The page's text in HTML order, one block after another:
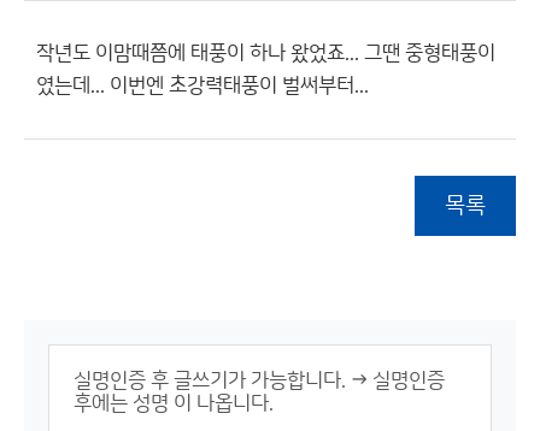
작년도 이맘때쯤에 태풍이 하나 왔었죠... 그땐 중형태풍이
였는데... 이번엔 초강력태풍이 벌써부터...
목록